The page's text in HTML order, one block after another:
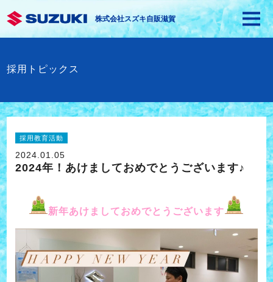
株式会社スズキ自販滋賀
採用トピックス
採用教育活動
2024.01.05
2024年！あけましておめでとうございます♪
新年あけましておめでとうございます